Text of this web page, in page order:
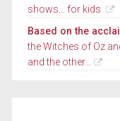
shows... for kids.
Based on the
the Witches of Oz
and the other...